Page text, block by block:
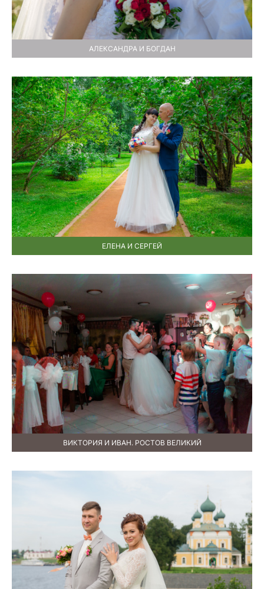
АЛЕКСАНДРА И БОГДАН
ЕЛЕНА И СЕРГЕЙ
ВИКТОРИЯ И ИВАН. РОСТОВ ВЕЛИКИЙ